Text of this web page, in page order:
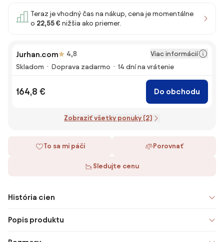
Teraz je vhodný čas na nákup, cena je momentálne
o 22,55 € nižšia ako priemer.
Jurhan.com 4,8
Viac informácií
Skladom
Doprava zadarmo 14 dní na vrátenie
164,8 € Do obchodu
Zobraziť všetky ponuky (2)
To sa mi páči Porovnať
Sledujte cenu
História cien
Popis produktu